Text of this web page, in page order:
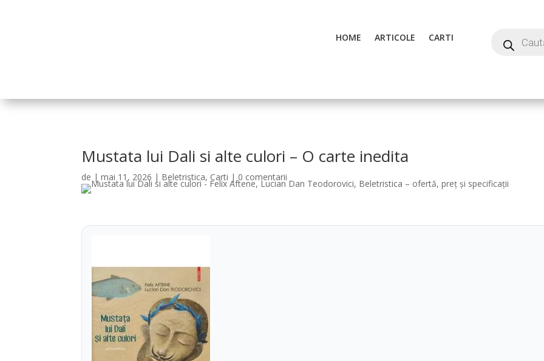
HOME ARTICOLE CARTI
Mustata lui Dali si alte culori – O carte inedita
de |mai 11, 2026 | Beletristica, Carti | 0 comentarii